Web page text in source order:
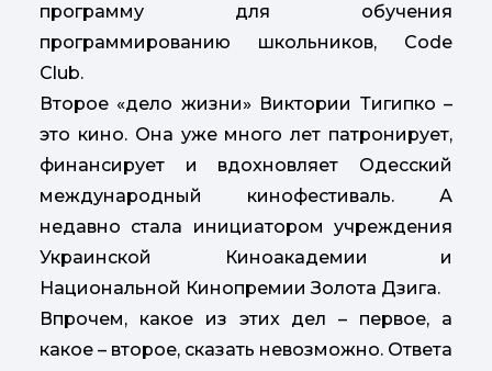
программу для обучения
программированию школьников, Code
Club.
Второе «дело жизни» Виктории Тигипко –
это кино. Она уже много лет патронирует,
финансирует и вдохновляет Одесский
международный кинофестиваль. А
недавно стала инициатором учреждения
Украинской Киноакадемии и
Национальной Кинопремии Золота Дзига.
Впрочем, какое из этих дел – первое, а
какое – второе, сказать невозможно. Ответа